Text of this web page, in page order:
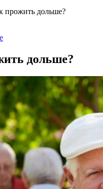
прожить дольше?
дольше?